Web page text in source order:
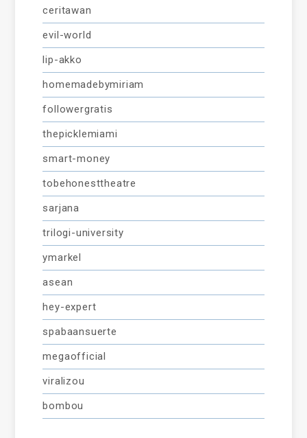
ceritawan
evil-world
lip-akko
homemadebymiriam
followergratis
thepicklemiami
smart-money
tobehonesttheatre
sarjana
trilogi-university
ymarkel
asean
hey-expert
spabaansuerte
megaofficial
viralizou
bombou